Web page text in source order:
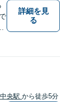
詳細を見
る
央駅 から徒歩5分